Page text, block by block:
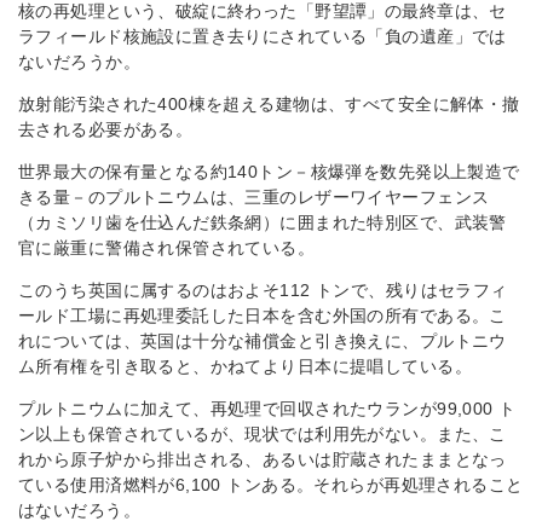
核の再処理という、破綻に終わった「野望譚」の最終章は、セ
ラフィールド核施設に置き去りにされている「負の遺産」では
ないだろうか。
放射能汚染された400棟を超える建物は、すべて安全に解体・撤
去される必要がある。
世界最大の保有量となる約140トン－核爆弾を数先発以上製造で
きる量－のプルトニウムは、三重のレザーワイヤーフェンス
（カミソリ歯を仕込んだ鉄条網）に囲まれた特別区で、武装警
官に厳重に警備され保管されている。
このうち英国に属するのはおよそ112 トンで、残りはセラフィ
ールド工場に再処理委託した日本を含む外国の所有である。こ
れについては、英国は十分な補償金と引き換えに、プルトニウ
ム所有権を引き取ると、かねてより日本に提唱している。
プルトニウムに加えて、再処理で回収されたウランが99,000 ト
ン以上も保管されているが、現状では利用先がない。また、こ
れから原子炉から排出される、あるいは貯蔵されたままとなっ
ている使用済燃料が6,100 トンある。それらが再処理されること
はないだろう。